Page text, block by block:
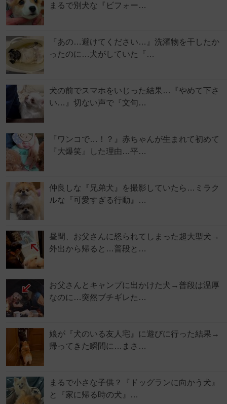
まるで別犬な『ビフォー…
『あの…避けてください…』洗濯物を干したか
ったのに…犬がしていた『…
犬の前でスマホをいじった結果…『やめて下さ
い…』切ない声で『文句…
『ワンコで…！？』赤ちゃんが生まれて初めて
『大爆笑』した理由…平…
仲良しな『兄弟犬』を撮影していたら…ミラク
ルな『可愛すぎる行動』…
昼間、お父さんに怒られてしまった超大型犬→
外出から帰ると…普段と…
お父さんとキャンプに出かけた犬→普段は温厚
なのに…突然ブチギレた…
娘が『犬のいる友人宅』に遊びに行った結果→
帰ってきた瞬間に…まさ…
まるで小さな子供？『ドッグランに向かう犬』
と『家に帰る時の犬』…